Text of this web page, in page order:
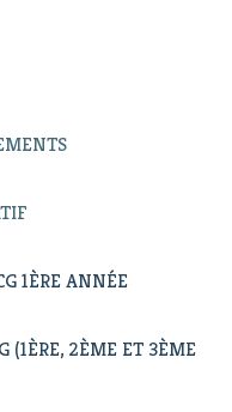
1ÈRE ANNÉE
(1ÈRE, 2ÈME ET 3ÈME